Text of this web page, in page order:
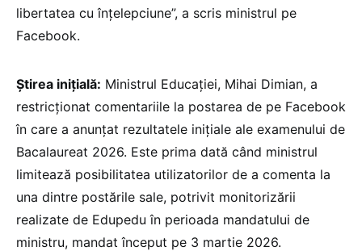
libertatea cu înțelepciune”, a scris ministrul pe
Facebook.
Știrea inițială: Ministrul Educației, Mihai Dimian, a
restricționat comentariile la postarea de pe Facebook
în care a anunțat rezultatele inițiale ale examenului de
Bacalaureat 2026. Este prima dată când ministrul
limitează posibilitatea utilizatorilor de a comenta la
una dintre postările sale, potrivit monitorizării
realizate de Edupedu în perioada mandatului de
ministru, mandat început pe 3 martie 2026.